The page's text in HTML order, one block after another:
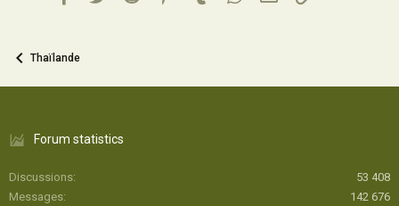
Thaïlande
Forum statistics
Discussions
53 408
Messages
142 676